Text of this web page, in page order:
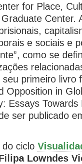
for Place,
Center.
e sociais e
como se
primeiro livro
Opposition in
Essays
ser publicado
ciclo
Lowndes